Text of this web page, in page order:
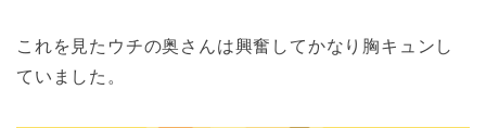
これを見たウチの奥さんは興奮してかなり胸キュンし
ていました。